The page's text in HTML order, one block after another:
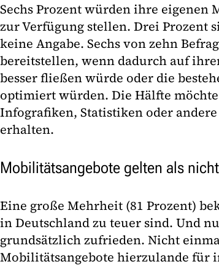
Sechs Prozent würden ihre eigenen
zur Verfügung stellen. Drei Prozent
keine Angabe. Sechs von zehn
bereitstellen, wenn dadurch auf
besser fließen würde oder die
optimiert würden. Die Hälfte
Infografiken, Statistiken oder
erhalten.
Mobilitätsangebote gelten als
Eine große Mehrheit (81 Prozent)
in Deutschland zu teuer sind. Und
grundsätzlich zufrieden. Nicht
Mobilitätsangebote hierzulande für